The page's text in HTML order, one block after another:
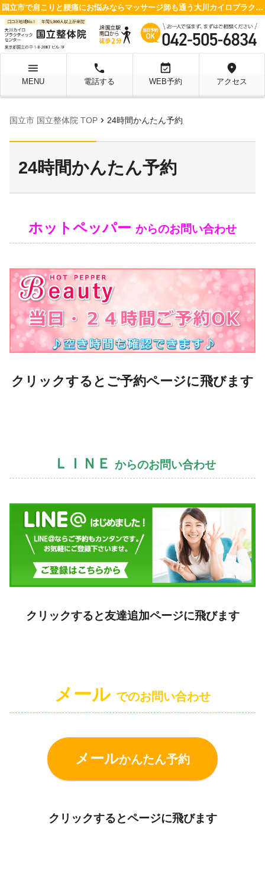
国立市で肩こりと腰痛にお悩みならマッサージ師も通う大川カイロプラクティックセンター 国立整体院へ
menu
MENU
local_phone
電話する
event_available
WEB予約
location_on
アクセス
国立市 国立整体院 TOP chevron_right 24時間かんたん予約
24時間かんたん予約
ホットペッパー からのお問い合わせ
クリックするとご予約ページに飛びます
ＬＩＮＥ からのお問い合わせ
クリックすると友達追加ページに飛びます
メール でのお問い合わせ
メールかんたん予約
クリックするとページに飛びます